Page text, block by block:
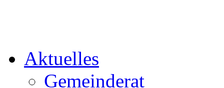
Aktuelles
Gemeinderat